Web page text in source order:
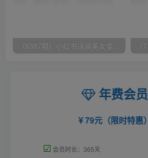
（6387期）小红书泳装美女变现，免费提供素材，收益无上限可矩阵（教程+素材）
年费会员
79元（限时特惠）
☑ 会员时长：365天